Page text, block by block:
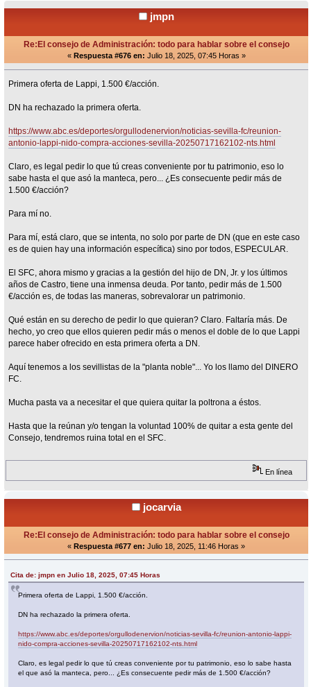
jmpn
Re:El consejo de Administración: todo para hablar sobre el consejo
« Respuesta #676 en: Julio 18, 2025, 07:45 Horas »
Primera oferta de Lappi, 1.500 €/acción.
DN ha rechazado la primera oferta.
https://www.abc.es/deportes/orgullodenervion/noticias-sevilla-fc/reunion-
antonio-lappi-nido-compra-acciones-sevilla-20250717162102-nts.html
Claro, es legal pedir lo que tú creas conveniente por tu patrimonio, eso lo
sabe hasta el que asó la manteca, pero... ¿Es consecuente pedir más de
1.500 €/acción?
Para mí no.
Para mí, está claro, que se intenta, no solo por parte de DN (que en este caso
es de quien hay una información específica) sino por todos, ESPECULAR.
El SFC, ahora mismo y gracias a la gestión del hijo de DN, Jr. y los últimos
años de Castro, tiene una inmensa deuda. Por tanto, pedir más de 1.500
€/acción es, de todas las maneras, sobrevalorar un patrimonio.
Qué están en su derecho de pedir lo que quieran? Claro. Faltaría más. De
hecho, yo creo que ellos quieren pedir más o menos el doble de lo que Lappi
parece haber ofrecido en esta primera oferta a DN.
Aquí tenemos a los sevillistas de la "planta noble"... Yo los llamo del DINERO
FC.
Mucha pasta va a necesitar el que quiera quitar la poltrona a éstos.
Hasta que la reúnan y/o tengan la voluntad 100% de quitar a esta gente del
Consejo, tendremos ruina total en el SFC.
En línea
jocarvia
Re:El consejo de Administración: todo para hablar sobre el consejo
« Respuesta #677 en: Julio 18, 2025, 11:46 Horas »
Cita de: jmpn en Julio 18, 2025, 07:45 Horas
Primera oferta de Lappi, 1.500 €/acción.
DN ha rechazado la primera oferta.
https://www.abc.es/deportes/orgullodenervion/noticias-sevilla-fc/reunion-antonio-lappi-
nido-compra-acciones-sevilla-20250717162102-nts.html
Claro, es legal pedir lo que tú creas conveniente por tu patrimonio, eso lo sabe hasta
el que asó la manteca, pero... ¿Es consecuente pedir más de 1.500 €/acción?